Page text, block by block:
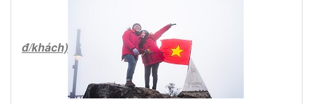
đ/khách)